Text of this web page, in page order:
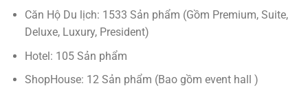
Căn Hộ Du lịch: 1533 Sản phẩm (Gồm Premium, Suite,
Deluxe, Luxury, President)
Hotel: 105 Sản phẩm
ShopHouse: 12 Sản phẩm (Bao gồm event hall )